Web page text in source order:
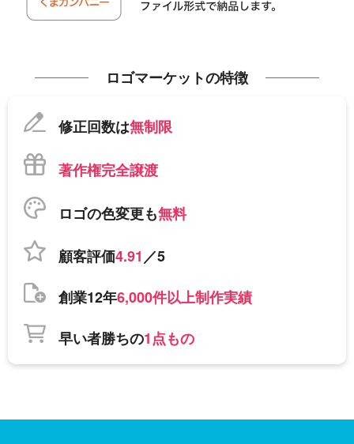
ロゴマーケットの特徴
修正回数は無制限
著作権完全譲渡
ロゴの色変更も無料
顧客評価4.91／5
創業12年6,000件以上制作実績
早い者勝ちの1点もの